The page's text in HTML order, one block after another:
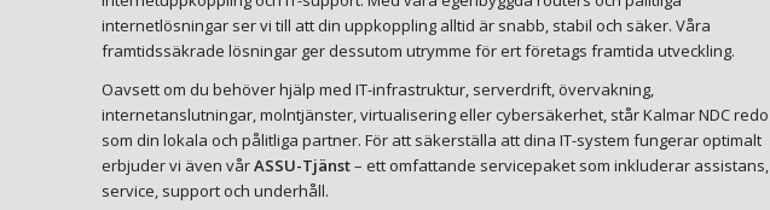
internetlösningar ser vi till att din uppkoppling alltid är snabb, stabil och säker. Våra
framtidssäkrade lösningar ger dessutom utrymme för ert företags framtida utveckling.
Oavsett om du behöver hjälp med IT-infrastruktur, serverdrift, övervakning,
internetanslutningar, molntjänster, virtualisering eller cybersäkerhet, står Kalmar NDC redo
som din lokala och pålitliga partner. För att säkerställa att dina IT-system fungerar optimalt
erbjuder vi även vårASSU-Tjänst– ett omfattande servicepaket som inkluderar assistans,
service, support och underhåll.